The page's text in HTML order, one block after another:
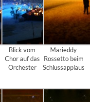
Blick vom
Chor auf das
Orchester
Marieddy
Rossetto beim
Schlussapplaus